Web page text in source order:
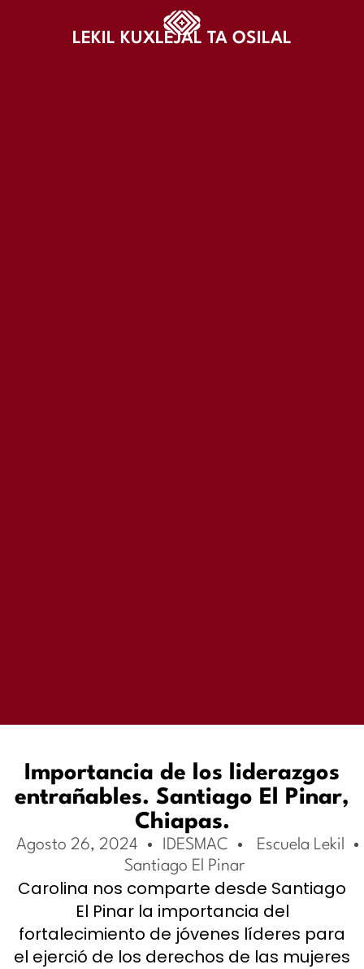
LEKIL KUXLEJAL TA OSILAL
Importancia de los liderazgos
entrañables. Santiago El Pinar,
Chiapas.
Agosto 26, 2024 IDESMAC
Escuela Lekil
Santiago El Pinar
Carolina nos comparte desde Santiago
El Pinar la importancia del
fortalecimiento de jóvenes líderes para
el ejerció de los derechos de las mujeres